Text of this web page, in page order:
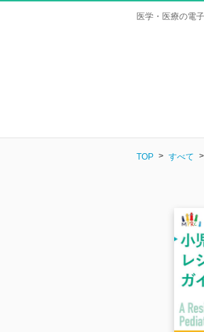
医学・医療の電
TOP すべて